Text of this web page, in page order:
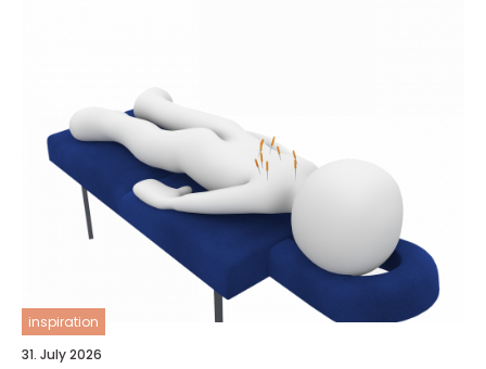
inspiration
31. July 2026